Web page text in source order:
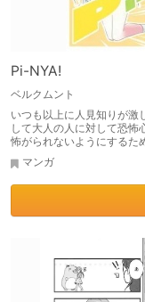
Pi-NYA!
ベルクムント
いつも以上に人見知りが激
して大人の人に対して恐怖
怖がられないようにするた
マンガ